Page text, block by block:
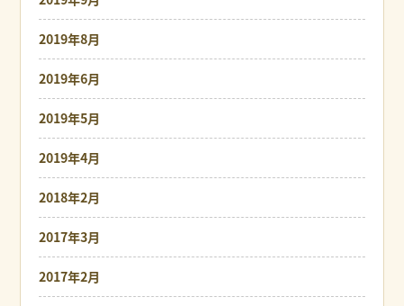
2019年8月
2019年6月
2019年5月
2019年4月
2018年2月
2017年3月
2017年2月